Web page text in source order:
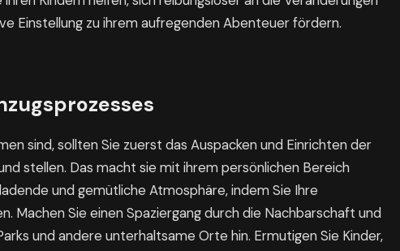
Einstellung zu ihrem aufregenden Abenteuer fördern.
sind, sollten Sie zuerst das Auspacken und Einrichten der
stellen. Das macht sie mit ihrem persönlichen Bereich
und gemütliche Atmosphäre, indem Sie Ihre
Machen Sie einen Spaziergang durch die Nachbarschaft und
und andere unterhaltsame Orte hin. Ermutigen Sie Kinder,